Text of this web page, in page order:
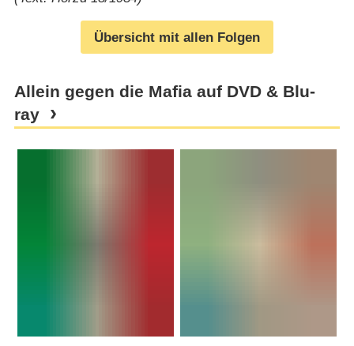
Übersicht mit allen Folgen
Allein gegen die Mafia auf DVD & Blu-
ray